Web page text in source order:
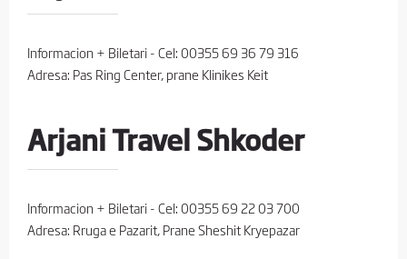
Informacion + Biletari - Cel: 00355 69 36 79 316
Adresa: Pas Ring Center, prane Klinikes Keit
Arjani Travel Shkoder
Informacion + Biletari - Cel: 00355 69 22 03 700
Adresa: Rruga e Pazarit, Prane Sheshit Kryepazar